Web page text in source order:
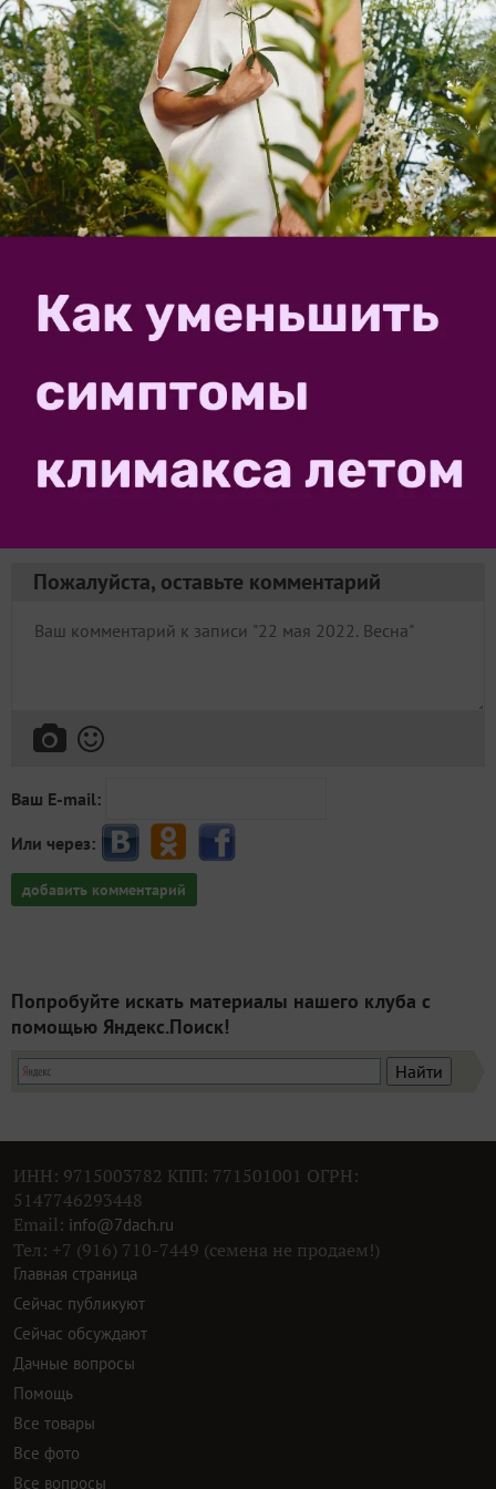
Автор записи:
Aleksandr14
Александр Минск 22 мая 2022, 19:12
Сказать спасибо! 13557
Комментарии (1)
Александр
Минск 2 июня 2023, 21:53
Пожалуйста, оставьте комментарий
Ваш E-mail:
Или через:
добавить комментарий
Попробуйте искать материалы нашего клуба с
помощью Яндекс.Поиск!
ИНН: 9715003782 КПП: 771501001 ОГРН:
5147746293448
Email: info@7dach.ru
Тел: +7 (916) 710-7449 (семена не продаем!)
Главная страница
Сейчас публикуют
Сейчас обсуждают
Дачные вопросы
Помощь
Все товары
Все фото
Все вопросы